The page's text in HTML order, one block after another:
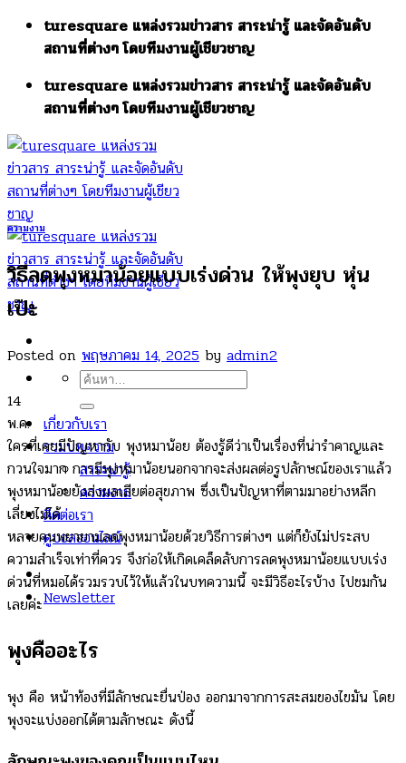
Skip turesquare แหล่งรวมข่าวสาร สาระน่ารู้ และจัดอันดับ
สถานที่ต่างๆ โดยทีมงานผู้เชียวชาญ
turesquare แหล่งรวมข่าวสาร สาระน่ารู้ และจัดอันดับ
สถานที่ต่างๆ โดยทีมงานผู้เชียวชาญ
ค้นหา:
เกี่ยวกับเรา
รวมบทความ
สาระน่ารู้
ความงาม
ติดต่อเรา
ดูบอลออนไลน์
Newsletter
ความงาม
วิธีลดพุงหมาน้อยแบบเร่งด่วน ให้พุงยุบ หุ่น
เป๊ะ
Posted on พฤษภาคม 14, 2025 by admin2
14
พ.ค.
ใครที่เคยมีปัญหากับ พุงหมาน้อย ต้องรู้ดีว่าเป็นเรื่องที่น่ารำคาญและ
กวนใจมาก การมีพุงหมาน้อยนอกจากจะส่งผลต่อรูปลักษณ์ของเราแล้ว
พุงหมาน้อยยังส่งผลเสียต่อสุขภาพ ซึ่งเป็นปัญหาที่ตามมาอย่างหลีก
เลี่ยงไม่ได้
หลายคนพยายามลดพุงหมาน้อยด้วยวิธีการต่างๆ แต่ก็ยังไม่ประสบ
ความสำเร็จเท่าที่ควร จึงก่อให้เกิดเคล็ดลับการลดพุงหมาน้อยแบบเร่ง
ด่วนที่หมอได้รวมรวบไว้ให้แล้วในบทความนี้ จะมีวิธีอะไรบ้าง ไปชมกัน
เลยค่ะ
พุงคืออะไร
พุง คือ หน้าท้องที่มีลักษณะยื่นป่อง ออกมาจากการสะสมของไขมัน โดย
พุงจะแบ่งออกได้ตามลักษณะ ดังนี้